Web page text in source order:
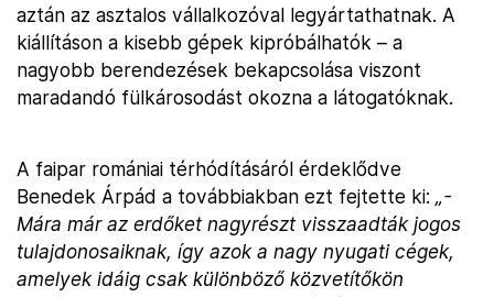
aztán az asztalos vállalkozóval legyártathatnak. A
kiállításon a kisebb gépek kipróbálhatók – a
nagyobb berendezések bekapcsolása viszont
maradandó fülkárosodást okozna a látogatóknak.
A faipar romániai térhódításáról érdeklődve
Benedek Árpád a továbbiakban ezt fejtette ki: „-
Mára már az erdőket nagyrészt visszaadták jogos
tulajdonosaiknak, így azok a nagy nyugati cégek,
amelyek idáig csak különböző közvetítőkön